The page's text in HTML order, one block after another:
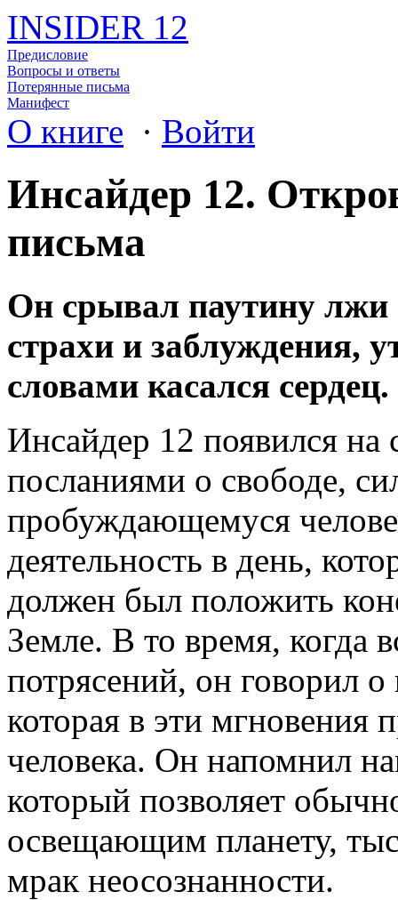
INSIDER 12
Предисловие
Вопросы и ответы
Потерянные письма
Манифест
О книге · Войти
Инсайдер 12.
письма
Он срывал паутину лжи
страхи и заблуждения,
словами касался сердец.
Инсайдер 12 появился на
посланиями о свободе,
пробуждающемуся
деятельность в день,
должен был положить
Земле. В то время, когда
потрясений, он говорил
которая в эти мгновения
человека. Он напомнил
который позволяет
освещающим планету,
мрак неосознанности.